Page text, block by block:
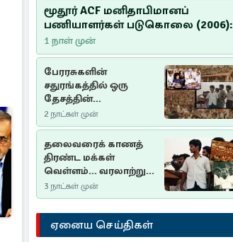
மூதூர் ACF மனிதாபிமானப்
பணியாளர்கள் படுகொலை (2006):
20 ஆண்டுகளாகியும் நீதி
மறுக்கப்பட்ட மனிதாபிமானப்
பேரவலம்
1 நாள் முன்
பேரரசுகளின்
சதுரங்கத்தில் ஒரு
தேசத்தின்
தீர்க்கதரிசனம் :
சுதுமலை பிரகடனம்
ஒரு வரலாற்றுப் பாடம்
2 நாட்கள் முன்
தலைவரைக் காணத்
திரண்ட மக்கள்
வெள்ளம்... வரலாற்றுச்
சிறப்புமிக்க சுதுமலைப்
பிரகடனம்…
3 நாட்கள் முன்
ஏனைய செய்திகள்